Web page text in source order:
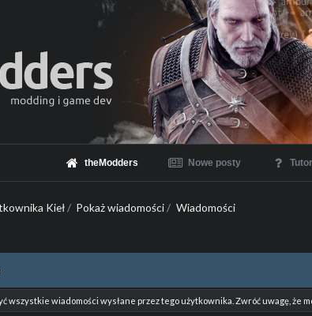
theModders Nowe posty
Kieł/ Pokaż wiadomości/ Wiadomości
wszystkie wiadomości wysłane przez tego użytkownika. Zwróć uwagę,